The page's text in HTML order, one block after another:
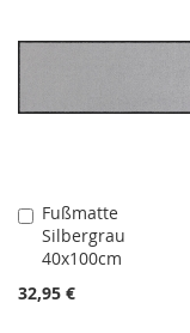
Fußmatte
Silbergrau
40x100cm
32,95 €
In
den
Warenkorb